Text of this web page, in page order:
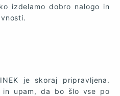
izdelamo dobro nalogo in
je skoraj pripravljena.
in upam, da bo šlo vse po